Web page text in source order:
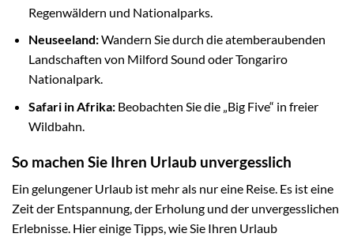
Regenwäldern und Nationalparks.
Neuseeland:Wandern Sie durch die atemberaubenden
Landschaften von Milford Sound oder Tongariro
Nationalpark.
Safari in Afrika:Beobachten Sie die „Big Five“ in freier
Wildbahn.
So machen Sie Ihren Urlaub unvergesslich
Ein gelungener Urlaub ist mehr als nur eine Reise. Es ist eine
Zeit der Entspannung, der Erholung und der unvergesslichen
Erlebnisse. Hier einige Tipps, wie Sie Ihren Urlaub